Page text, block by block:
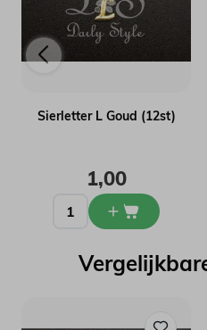
Sierletter L Goud (12st)
1,00